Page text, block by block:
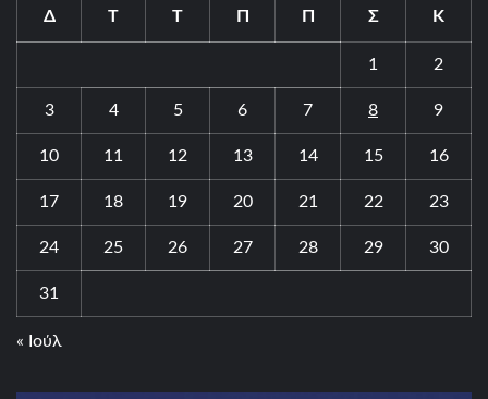
Δ Τ Τ Π Π Σ Κ
1 2
3 4 5 6 7 8 9
10 11 12 13 14 15 16
17 18 19 20 21 22 23
24 25 26 27 28 29 30
31
« Ιούλ